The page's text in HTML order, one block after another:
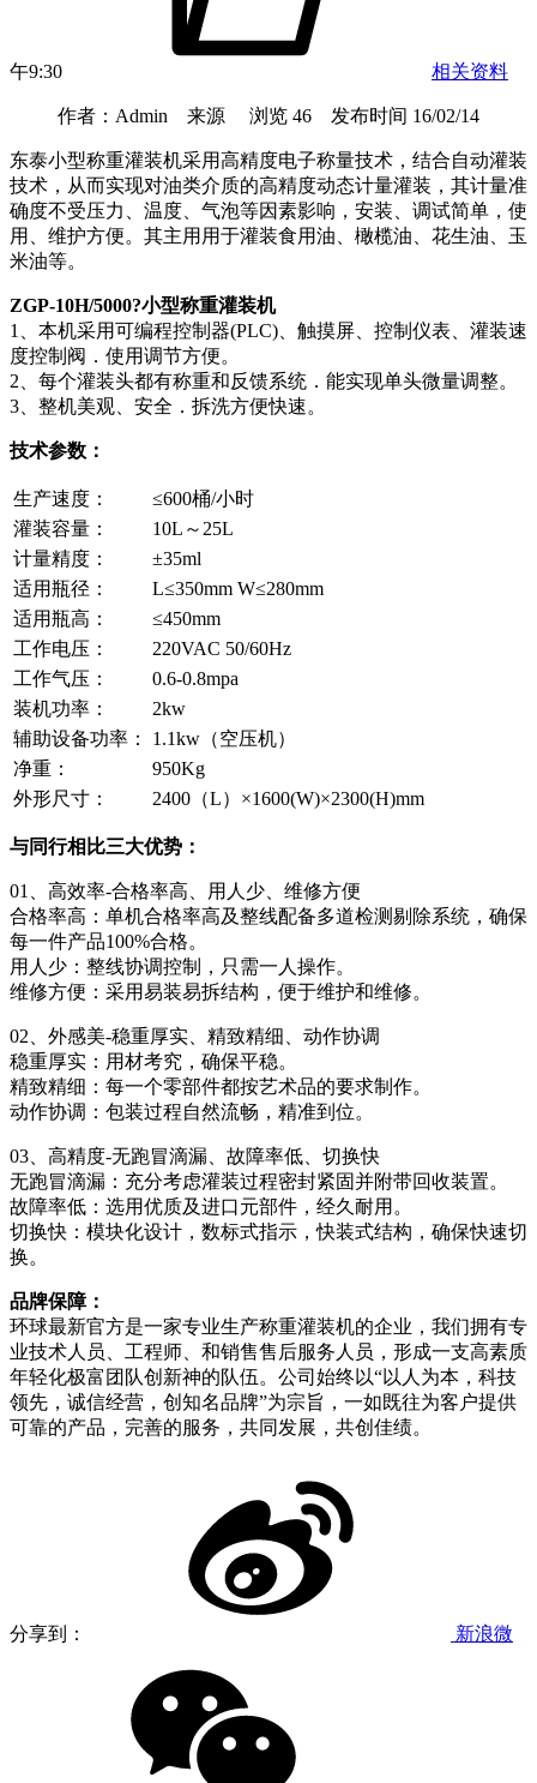
午9:30 相关资料
作者：Admin 来源 浏览 46 发布时间 16/02/14
东泰小型称重灌装机采用高精度电子称量技术，结合自动灌装
技术，从而实现对油类介质的高精度动态计量灌装，其计量准
确度不受压力、温度、气泡等因素影响，安装、调试简单，使
用、维护方便。其主用用于灌装食用油、橄榄油、花生油、玉
米油等。
ZGP-10H/5000?小型称重灌装机
1、本机采用可编程控制器(PLC)、触摸屏、控制仪表、灌装速
度控制阀．使用调节方便。
2、每个灌装头都有称重和反馈系统．能实现单头微量调整。
3、整机美观、安全．拆洗方便快速。
技术参数：
生产速度：
≤600桶/小时
灌装容量：
10L～25L
计量精度：
±35ml
适用瓶径：
L≤350mm W≤280mm
适用瓶高：
≤450mm
工作电压：
220VAC 50/60Hz
工作气压：
0.6-0.8mpa
装机功率：
2kw
辅助设备功率：
1.1kw（空压机）
净重：
950Kg
外形尺寸：
2400（L）×1600(W)×2300(H)mm
与同行相比三大优势：
01、高效率-合格率高、用人少、维修方便
合格率高：单机合格率高及整线配备多道检测剔除系统，确保
每一件产品100%合格。
用人少：整线协调控制，只需一人操作。
维修方便：采用易装易拆结构，便于维护和维修。
02、外感美-稳重厚实、精致精细、动作协调
稳重厚实：用材考究，确保平稳。
精致精细：每一个零部件都按艺术品的要求制作。
动作协调：包装过程自然流畅，精准到位。
03、高精度-无跑冒滴漏、故障率低、切换快
无跑冒滴漏：充分考虑灌装过程密封紧固并附带回收装置。
故障率低：选用优质及进口元部件，经久耐用。
切换快：模块化设计，数标式指示，快装式结构，确保快速切
换。
品牌保障：
环球最新官方是一家专业生产称重灌装机的企业，我们拥有专
业技术人员、工程师、和销售售后服务人员，形成一支高素质
年轻化极富团队创新神的队伍。公司始终以“以人为本，科技
领先，诚信经营，创知名品牌”为宗旨，一如既往为客户提供
可靠的产品，完善的服务，共同发展，共创佳绩。
分享到： 新浪微